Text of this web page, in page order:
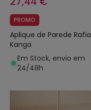
PROMO
Aplique de Parede Rafia
Kanga
Em Stock, envio em
24/48h